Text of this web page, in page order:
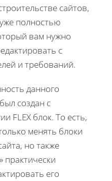
сайтов,
полностью
вам нужно
с
и требований.
данного
создан с
FLEX блок. То есть,
менять блоки
но также
практически
его